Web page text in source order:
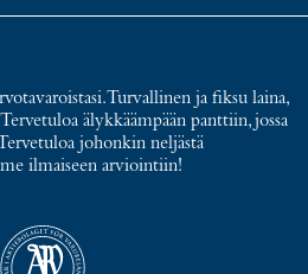
Turvallinen ja fiksu laina,
älykkäämpään panttiin, jossa
johonkin neljästä
ilmaiseen arviointiin!